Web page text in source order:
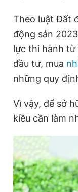
Đọc Thanh Niên
Hotline
0906 645 777
Theo luật Đất
động sản
lực thi hành từ
đầu tư, mua
những quy
Vì vậy, để sở
kiều cần làm